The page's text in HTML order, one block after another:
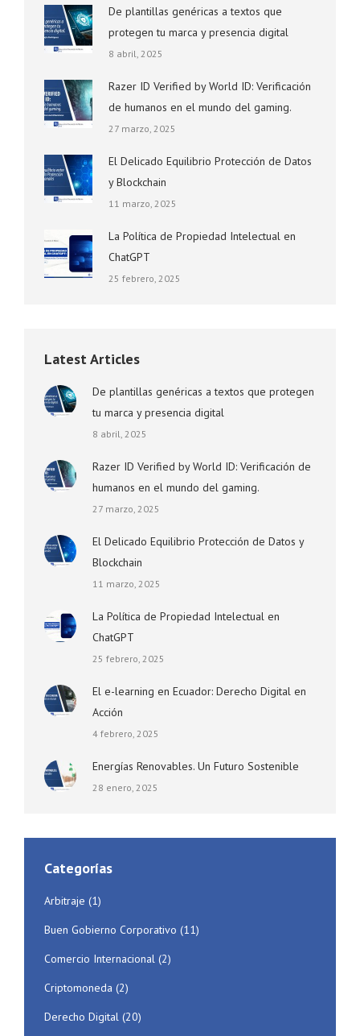
De plantillas genéricas a textos que
protegen tu marca y presencia digital
8 abril, 2025
Razer ID Verified by World ID: Verificación
de humanos en el mundo del gaming.
27 marzo, 2025
El Delicado Equilibrio Protección de Datos
y Blockchain
11 marzo, 2025
La Política de Propiedad Intelectual en
ChatGPT
25 febrero, 2025
Latest Articles
De plantillas genéricas a textos que protegen
tu marca y presencia digital
8 abril, 2025
Razer ID Verified by World ID: Verificación de
humanos en el mundo del gaming.
27 marzo, 2025
El Delicado Equilibrio Protección de Datos y
Blockchain
11 marzo, 2025
La Política de Propiedad Intelectual en
ChatGPT
25 febrero, 2025
El e-learning en Ecuador: Derecho Digital en
Acción
4 febrero, 2025
Energías Renovables. Un Futuro Sostenible
28 enero, 2025
Categorías
Arbitraje (1)
Buen Gobierno Corporativo (11)
Comercio Internacional (2)
Criptomoneda (2)
Derecho Digital (20)